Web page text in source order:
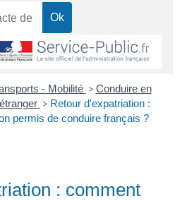
- Mobilité > Conduire en
> Retour d'expatriation :
permis de conduire français ?
: comment